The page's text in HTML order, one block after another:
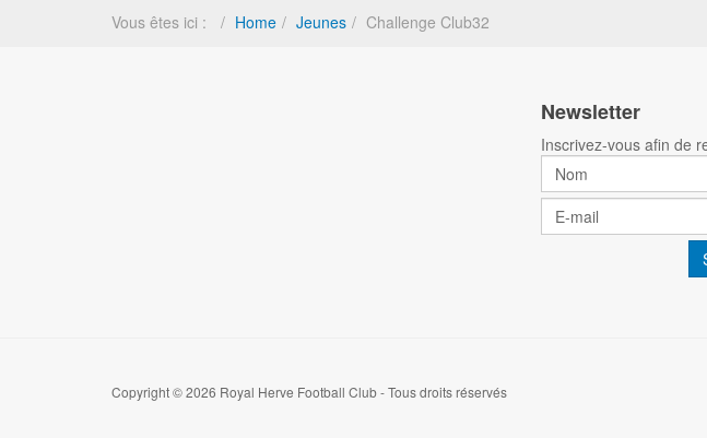
Vous êtes ici : Home Jeunes Challenge Club32
Newsletter
Inscrivez-vous afin de
Copyright © 2026 Royal Herve Football Club - Tous droits réservés